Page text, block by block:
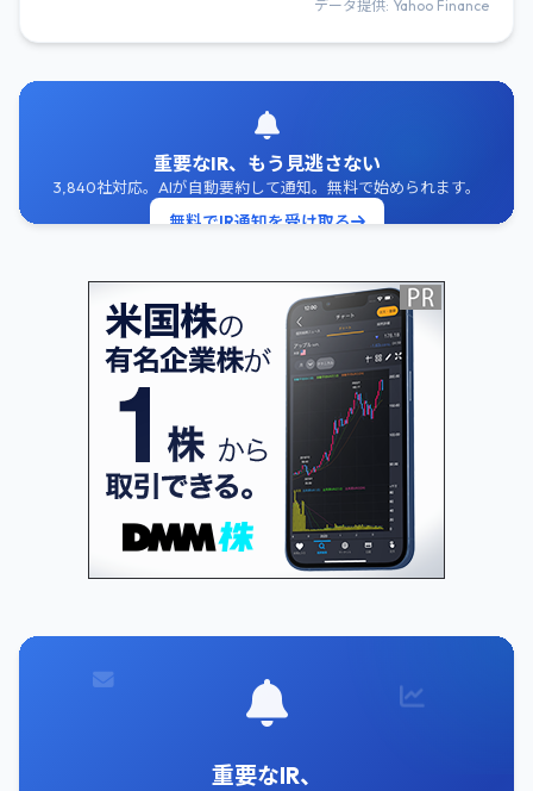
データ提供: Yahoo Finance
重要なIR、もう見逃さない
3,840社対応。AIが自動要約して通知。無料で始められます。
無料でIR通知を受け取る
重要なIR、